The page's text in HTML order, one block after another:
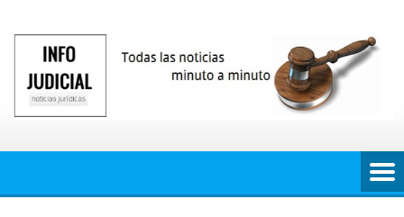
contenido